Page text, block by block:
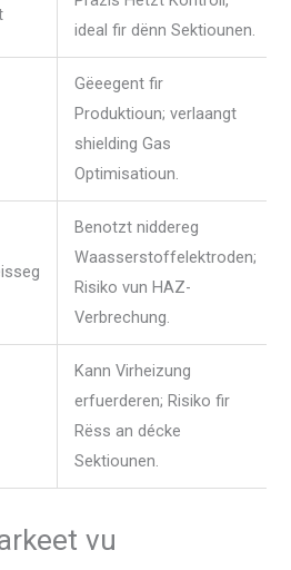
ideal fir dënn Sektiounen.
Gëeegent fir
Produktioun; verlaangt
shielding Gas
Optimisatioun.
Benotzt niddereg
Waasserstoffelektroden;
Risiko vun HAZ-
Verbrechung.
Kann Virheizung
erfuerderen; Risiko fir
Rëss an décke
Sektiounen.
vu